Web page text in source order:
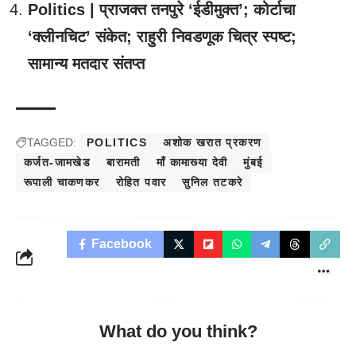
Politics | प्राजक्त तनपुरे ‘ईडीमुक्त’; कोर्टाचा
‘क्लीनचिट’ संकेत; राहुरी निवडणूक चित्र स्पष्ट;
सामान्य मतदार संतप्त
TAGGED: POLITICS
अशोक खरात प्रकरण
कर्जत-जामखेड
बारामती माँ कामाख्या देवी
मुंबई
रूपाली चाकणकर
रोहित पवार सुनिल तटकरे
Facebook
What do you think?